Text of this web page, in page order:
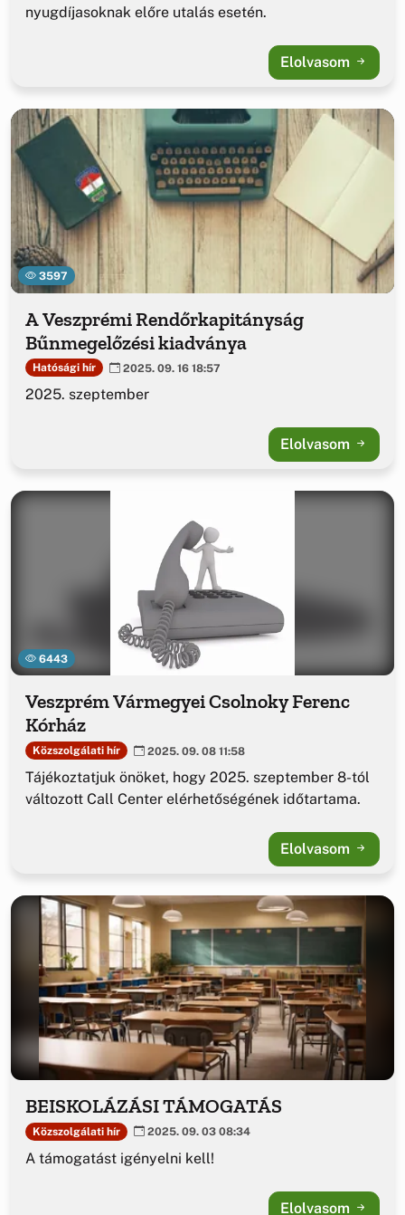
nyugdíjasoknak előre utalás esetén.
Elolvasom
3597
A Veszprémi Rendőrkapitányság
Bűnmegelőzési kiadványa
Hatósági hír 2025. 09. 16 18:57
2025. szeptember
Elolvasom
6443
Veszprém Vármegyei Csolnoky Ferenc
Kórház
Közszolgálati hír 2025. 09. 08 11:58
Tájékoztatjuk önöket, hogy 2025. szeptember 8-tól
változott Call Center elérhetőségének időtartama.
Elolvasom
BEISKOLÁZÁSI TÁMOGATÁS
Közszolgálati hír 2025. 09. 03 08:34
A támogatást igényelni kell!
Elolvasom